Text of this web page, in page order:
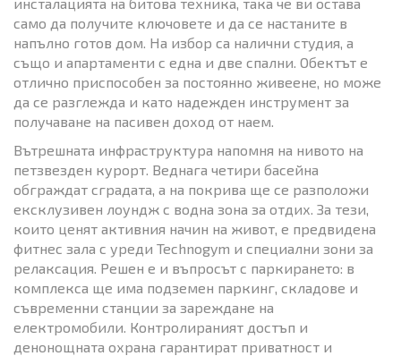
само да получите ключовете и да се настаните в
напълно готов дом. На избор са налични студия, а
също и апартаменти с една и две спални. Обектът е
отлично приспособен за постоянно живеене, но може
да се разглежда и като надежден инструмент за
получаване на пасивен доход от наем.
Вътрешната инфраструктура напомня на нивото на
петзвезден курорт. Веднага четири басейна
обграждат сградата, а на покрива ще се разположи
ексклузивен лоундж с водна зона за отдих. За тези,
които ценят активния начин на живот, е предвидена
фитнес зала с уреди Technogym и специални зони за
релаксация. Решен е и въпросът с паркирането: в
комплекса ще има подземен паркинг, складове и
съвременни станции за зареждане на
електромобили. Контролираният достъп и
денонощната охрана гарантират приватност и